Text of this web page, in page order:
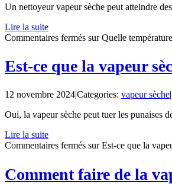
Un nettoyeur vapeur sèche peut atteindre
Lire la suite
Commentaires fermés sur Quelle
Est-ce que la vapeur
12 novembre 2024|Categories: vapeur sèche|
Oui, la vapeur sèche peut tuer les punaises
Lire la suite
Commentaires fermés sur Est-ce que la
Comment faire de la